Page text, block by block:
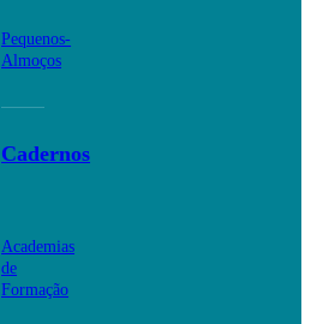
Pequenos-
Almoços
Cadernos
Academias
de
Formação